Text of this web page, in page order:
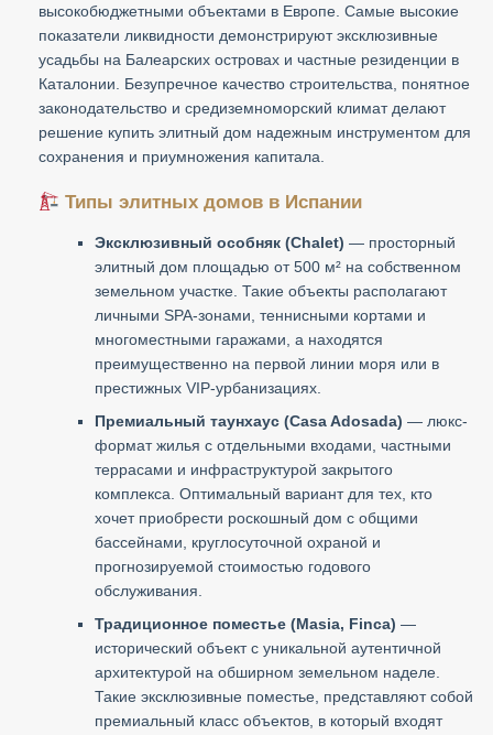
высокобюджетными объектами в Европе. Самые высокие
показатели ликвидности демонстрируют эксклюзивные
усадьбы на Балеарских островах и частные резиденции в
Каталонии. Безупречное качество строительства, понятное
законодательство и средиземноморский климат делают
решение купить элитный дом надежным инструментом для
сохранения и приумножения капитала.
Типы элитных домов в Испании
Эксклюзивный особняк (Chalet) — просторный
элитный дом площадью от 500 м² на собственном
земельном участке. Такие объекты располагают
личными SPA-зонами, теннисными кортами и
многоместными гаражами, а находятся
преимущественно на первой линии моря или в
престижных VIP-урбанизациях.
Премиальный таунхаус (Casa Adosada)— люкс-
формат жилья с отдельными входами, частными
террасами и инфраструктурой закрытого
комплекса. Оптимальный вариант для тех, кто
хочет приобрести роскошный дом с общими
бассейнами, круглосуточной охраной и
прогнозируемой стоимостью годового
обслуживания.
Традиционное поместье (Masia, Finca) —
исторический объект с уникальной аутентичной
архитектурой на обширном земельном наделе.
Такие эксклюзивные поместье, представляют собой
премиальный класс объектов, в который входят